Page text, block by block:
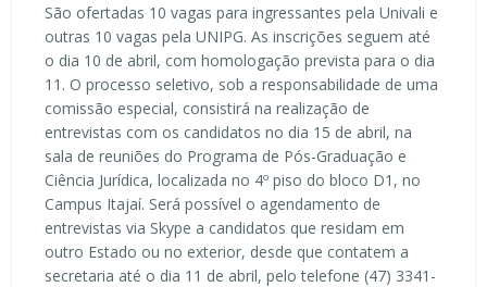
São ofertadas 10 vagas para ingressantes pela Univali e
outras 10 vagas pela UNIPG. As inscrições seguem até
o dia 10 de abril, com homologação prevista para o dia
11. O processo seletivo, sob a responsabilidade de uma
comissão especial, consistirá na realização de
entrevistas com os candidatos no dia 15 de abril, na
sala de reuniões do Programa de Pós-Graduação e
Ciência Jurídica, localizada no 4º piso do bloco D1, no
Campus Itajaí. Será possível o agendamento de
entrevistas via Skype a candidatos que residam em
outro Estado ou no exterior, desde que contatem a
secretaria até o dia 11 de abril, pelo telefone (47) 3341-